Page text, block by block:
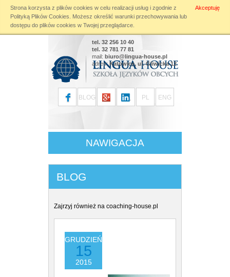
Warning: file_put_contents(): Only 0 of 24 bytes written, possibly out of free disk
space in
/home/klient.dhosting.pl/linguahouse/lingua-
house.pl/public_html/modules/blog.phpon line
tel. 32 256 10 40
tel. 32 781 77 81
mail: biuro@lingua-house.pl
adres:Katowice, ul. Gliwicka 12
ENG
PL
BLOG
NAWIGACJA
BLOG
Zajrzyj również na coaching-house.pl
GRUDZIEŃ
15
2015
Akceptuję
Strona korzysta z plików cookies w celu realizacji usług i zgodnie z
Polityką Plików Cookies . Możesz określić warunki przechowywania lub
dostępu do plików cookies w Twojej przeglądarce.